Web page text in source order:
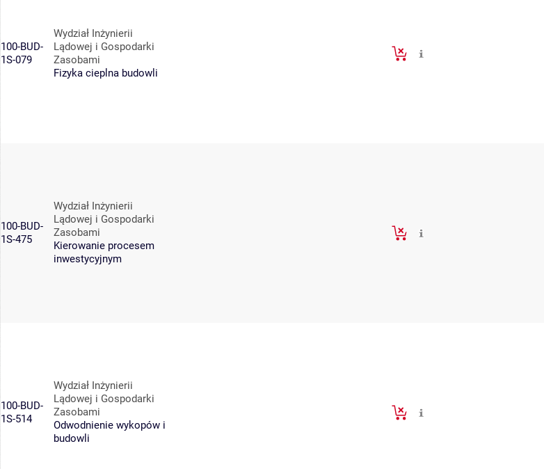
100-BUD-
1S-079
Wydział Inżynierii
Lądowej i Gospodarki
Zasobami
Fizyka cieplna budowli
100-BUD-
1S-475
Wydział Inżynierii
Lądowej i Gospodarki
Zasobami
Kierowanie procesem
inwestycyjnym
100-BUD-
1S-514
Wydział Inżynierii
Lądowej i Gospodarki
Zasobami
Odwodnienie wykopów i
budowli